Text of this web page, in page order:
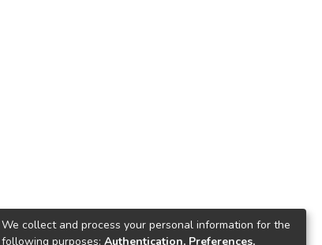
We collect and process your personal information for the
following purposes: Authentication, Preferences,